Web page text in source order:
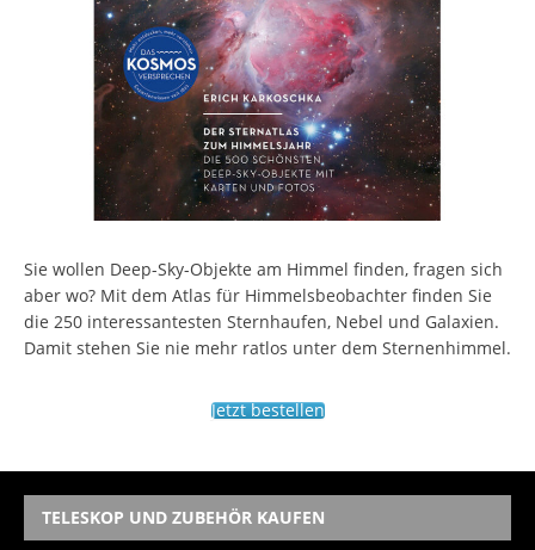
Sie wollen Deep-Sky-Objekte am Himmel finden, fragen sich
aber wo? Mit dem Atlas für Himmelsbeobachter finden Sie
die 250 interessantesten Sternhaufen, Nebel und Galaxien.
Damit stehen Sie nie mehr ratlos unter dem Sternenhimmel.
Jetzt bestellen
TELESKOP UND ZUBEHÖR KAUFEN